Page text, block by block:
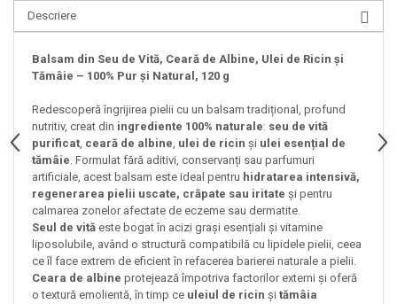
Descriere
Balsam din Seu de Vită, Ceară de Albine, Ulei de Ricin și
Tămâie – 100% Pur și Natural, 120 g
Redescoperă îngrijirea pielii cu un balsam tradițional, profund
nutritiv, creat din ingrediente 100% naturale: seu de vită
purificat ceară de albine ulei de ricin și ulei esențial de
tămâie . Formulat fără aditivi, conservanți sau parfumuri
artificiale, acest balsam este ideal pentru hidratarea intensivă,
regenerarea pielii uscate, crăpate sau iritate și pentru
calmarea zonelor afectate de eczeme sau dermatite.
Seul de vită este bogat în acizi grași esențiali și vitamine
liposolubile, având o structură compatibilă cu lipidele pielii, ceea
ce îl face extrem de eficient în refacerea barierei naturale a pielii.
Ceara de albine protejează împotriva factorilor externi și oferă
o textură emolientă, în timp ce uleiul de ricin și tămâia